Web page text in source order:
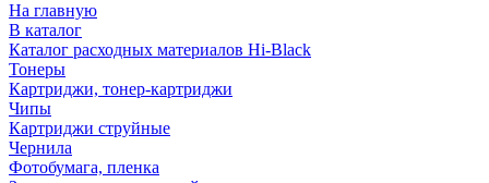
На главную
В каталог
Каталог расходных материалов Hi-Black
Тонеры
Картриджи, тонер-картриджи
Чипы
Картриджи струйные
Чернила
Фотобумага, пленка